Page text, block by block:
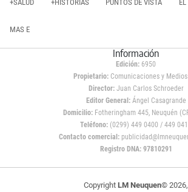
+SALUD +HISTORIAS PUNTOS DE VISTA
MAS E
Información
Edición: 6950
Propietario:Comunicaciones y Medios
Director: Juan Carlos Schroeder
Editor General:Ángel Casagrande
Domicilio:Fotheringham 445, Neuquén
Teléfono: (0299) 449 0400 / 449
Contacto comercial:
Registro DNA: 97810291
Copyright LM Neuquen© 2026,